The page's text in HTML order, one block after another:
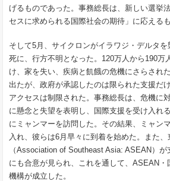
げるものであった。事務総長は、新しい選挙
セスに求められる国際社会の期待」に応える
そして5月、サイクロンがイラワジ・デルタ
死に、行方不明となった。120万人から190万
け、家を失い、疾病と飢餓の危機にさらされ
出たが、政府が承認したのは限られた支援だ
アクセスは制限された。事務総長は、危機に
に懸念と失望を表明し、国際支援を受け入れ
にミャンマーを訪問した。その結果、ミャン
入れ、彼らは6月早々に到着を始めた。また
（Association of Southeast Asia: ASEAN）が
にも合意が見られ、これを通して、ASEAN
機構が成立した。